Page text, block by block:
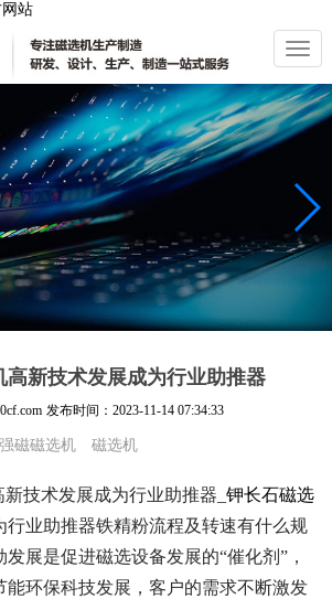
站
切
换
导
航
高新技术发展成为行业助推器
发布时间： 2023-11-14 07:34:33
强磁磁选机 磁选机
技术发展成为行业助推器_ 钾长石磁选
行业助推器铁精粉流程及转速有什么规
展是促进磁选设备发展的“催化剂”，
能环保科技发展，客户的需求不断激发